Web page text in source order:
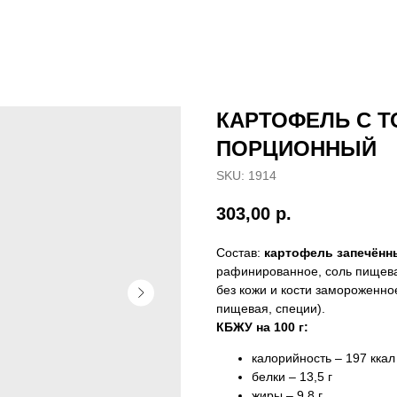
КАРТОФЕЛЬ С
ПОРЦИОННЫЙ
SKU: 1914
303,00 р.
Состав: картофель
рафинированное, соль
без кожи и кости
пищевая, специи).
КБЖУ на 100 г:
калорийность – 197 ккал
белки – 13,5 г